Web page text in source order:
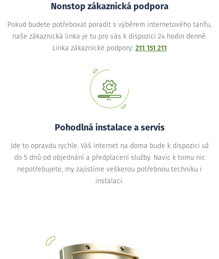
Nonstop zákaznická podpora
Pokud budete potřebovat poradit s výběrem internetového tarifu,
naše zákaznická linka je tu pro vás k dispozici 24 hodin denně.
Linka zákaznické podpory: 211 151 211
Pohodlná instalace a servis
Jde to opravdu rychle. Váš internet na doma bude k dispozici už
do 5 dnů od objednání a předplacení služby. Navíc k tomu nic
nepotřebujete, my zajistíme veškerou potřebnou techniku i
instalaci.